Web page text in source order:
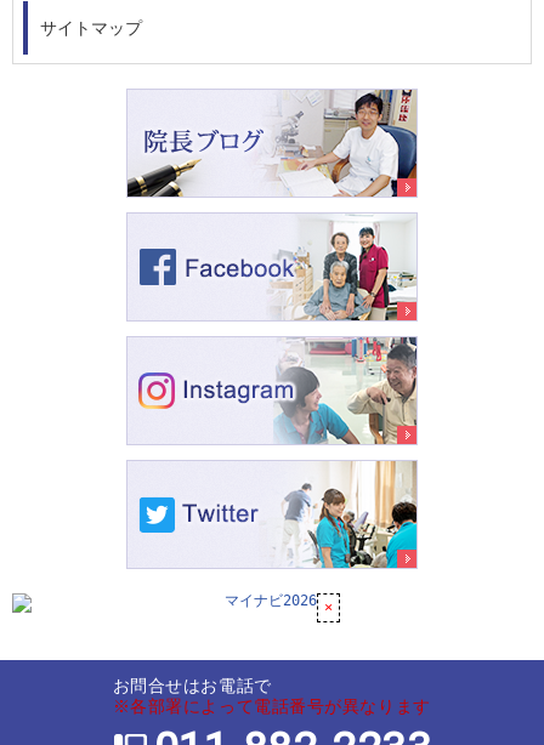
サイトマップ
お問合せはお電話で
※各部署によって電話番号が異なります